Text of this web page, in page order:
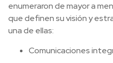
enumeraron de mayor a
que definen su visión y
una de ellas:
Comunicaciones